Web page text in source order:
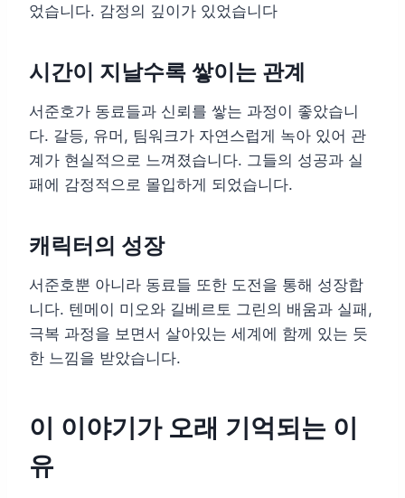
었습니다. 감정의 깊이가 있었습니다
시간이 지날수록 쌓이는 관계
서준호가 동료들과 신뢰를 쌓는 과정이 좋았습니
다. 갈등, 유머, 팀워크가 자연스럽게 녹아 있어 관
계가 현실적으로 느껴졌습니다. 그들의 성공과 실
패에 감정적으로 몰입하게 되었습니다.
캐릭터의 성장
서준호뿐 아니라 동료들 또한 도전을 통해 성장합
니다. 텐메이 미오와 길베르토 그린의 배움과 실패,
극복 과정을 보면서 살아있는 세계에 함께 있는 듯
한 느낌을 받았습니다.
이 이야기가 오래 기억되는 이
유